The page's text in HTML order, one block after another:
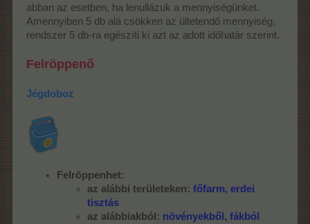
abban az esetben, ha lenullázuk a mennyiségünket.
Amennyiben 5 db alá csökken az ültetendő mennyiség,
rendszer 5 db-ra egészíti ki azt az adott időhatár szerint.
Felröppenő
Jégdoboz
Felröppenhet:
az alábbi területeken: főfarm, erdei
tisztás
az alábbiakból: növényekből, fákból